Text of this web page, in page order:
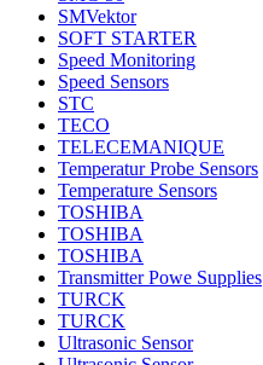
SMVektor
SOFT STARTER
Speed Monitoring
Speed Sensors
STC
TECO
TELECEMANIQUE
Temperatur Probe Sensors
Temperature Sensors
TOSHIBA
TOSHIBA
TOSHIBA
Transmitter Powe Supplies
TURCK
TURCK
Ultrasonic Sensor